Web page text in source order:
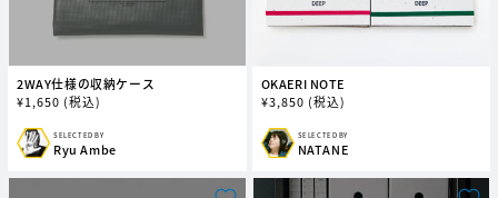
2WAY仕様の収納ケース
通
価
格
¥1,650 (税込)
SELECTED BY
販
売
元:
Ryu Ambe
OKAERI NOTE
通
価
格
¥3,850 (税込)
SELECTED BY
販
元:
NATANE